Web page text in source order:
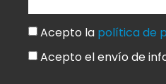
Acepto la política de
Acepto el envío de